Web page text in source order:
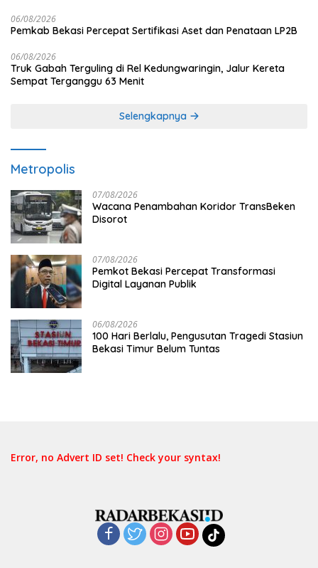
06/08/2026
Pemkab Bekasi Percepat Sertifikasi Aset dan Penataan LP2B
06/08/2026
Truk Gabah Terguling di Rel Kedungwaringin, Jalur Kereta
Sempat Terganggu 63 Menit
Selengkapnya
Metropolis
07/08/2026
Wacana Penambahan Koridor TransBeken
Disorot
07/08/2026
Pemkot Bekasi Percepat Transformasi
Digital Layanan Publik
06/08/2026
100 Hari Berlalu, Pengusutan Tragedi Stasiun
Bekasi Timur Belum Tuntas
Error, no Advert ID set! Check your syntax!